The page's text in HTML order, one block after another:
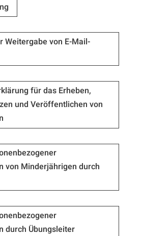
Weitergabe von E-Mail-
für das Erheben,
und Veröffentlichen von
von Minderjährigen durch
durch Übungsleiter